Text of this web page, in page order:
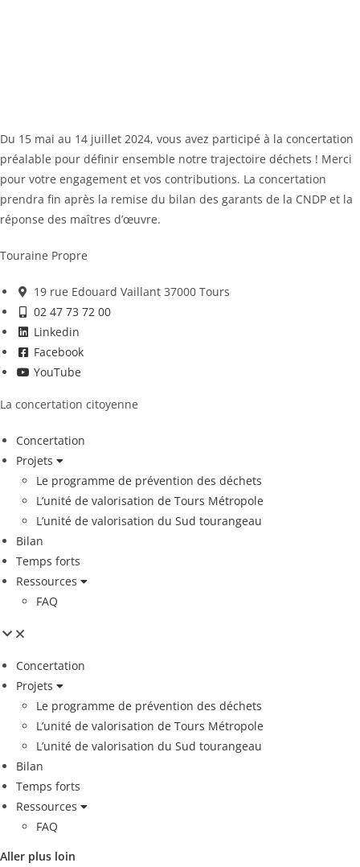
Du 15 mai au 14 juillet 2024, vous avez participé à la concertation
préalable pour définir ensemble notre trajectoire déchets ! Merci
pour votre engagement et vos contributions. La concertation
prendra fin après la remise du bilan des garants de la CNDP et la
réponse des maîtres d’œuvre.
Touraine Propre
19 rue Edouard Vaillant 37000 Tours
02 47 73 72 00
Linkedin
Facebook
YouTube
La concertation citoyenne
Concertation
Projets
Le programme de prévention des déchets
L’unité de valorisation de Tours Métropole
L’unité de valorisation du Sud tourangeau
Bilan
Temps forts
Ressources
FAQ
Concertation
Projets
Le programme de prévention des déchets
L’unité de valorisation de Tours Métropole
L’unité de valorisation du Sud tourangeau
Bilan
Temps forts
Ressources
FAQ
Aller plus loin